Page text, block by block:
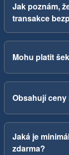
Jak poznám,
transakce
Mohu platit
Obsahují ceny
Jaká je
zdarma?